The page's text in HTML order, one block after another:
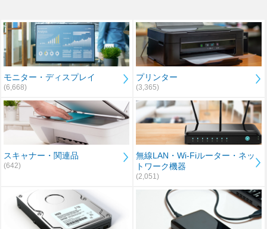
モニター・ディスプレイ
(6,668)
プリンター
(3,365)
スキャナー・関連品
(642)
無線LAN・Wi-Fiルーター・ネッ
トワーク機器
(2,051)